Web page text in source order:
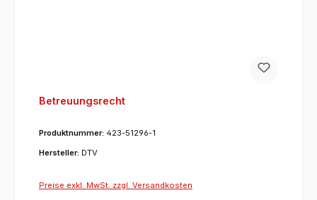
Betreuungsrecht
Produktnummer: 423-51296-1
Hersteller: DTV
Preise exkl. MwSt. zzgl. Versandkosten